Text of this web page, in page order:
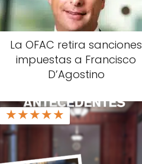
La OFAC retira sanciones
impuestas a Francisco
D’Agostino
★★★★★